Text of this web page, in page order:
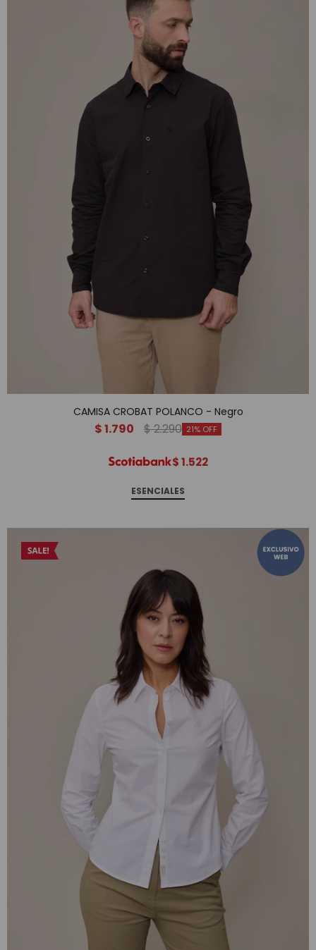
CAMISA CROBAT POLANCO - Negro
$1.790 $2.290 21
$1.522
ESENCIALES